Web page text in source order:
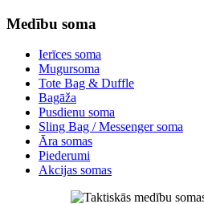
Medību soma
Ierīces soma
Mugursoma
Tote Bag & Duffle
Bagāža
Pusdienu soma
Sling Bag / Messenger soma
Āra somas
Piederumi
Akcijas somas